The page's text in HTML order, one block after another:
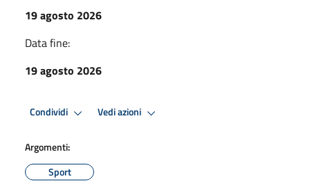
19 agosto 2026
Data fine:
19 agosto 2026
Condividi Vedi azioni
Argomenti:
Sport